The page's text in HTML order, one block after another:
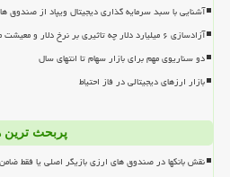
آشنایی با سبد سرمایه گذاری دیجیتال ویپاد از صندوق
آزادسازی ۶ میلیارد دلار چه تاثیری بر نرخ دلار و معیشت مردم دارد؟
دو سناریوی مهم برای بازار سهام تا انتهای سال
بازار ارزهای دیجیتالی در فاز احتیاط
پربحث ترین
نقش بانکها در صندوق های ارزی بازیگر اصلی یا فقط